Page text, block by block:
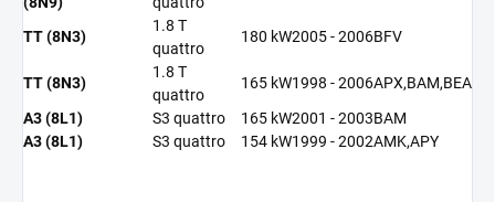
TT (8N3)
1.8 T
quattro
180 kW2005 - 2006BFV
TT (8N3)
1.8 T
quattro
165 kW1998 - 2006APX,BAM,BEA
A3 (8L1)
S3 quattro 165 kW2001 - 2003BAM
A3 (8L1)
S3 quattro 154 kW1999 - 2002AMK,APY